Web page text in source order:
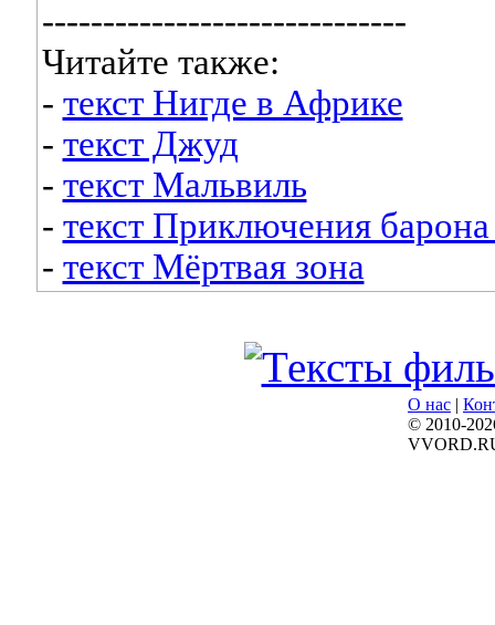
------------------------------
Читайте также:
- текст Нигде в Африке
- текст Джуд
- текст Мальвиль
- текст Приключения
- текст Мёртвая зона
О нас |
© 2010-